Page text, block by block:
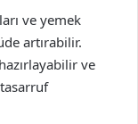
ve yemek
artırabilir.
ve